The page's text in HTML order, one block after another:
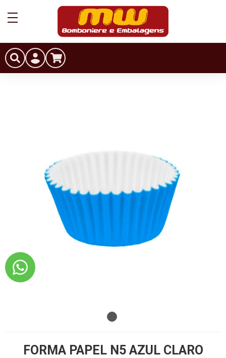
FORMA PAPEL N5 AZUL CLARO